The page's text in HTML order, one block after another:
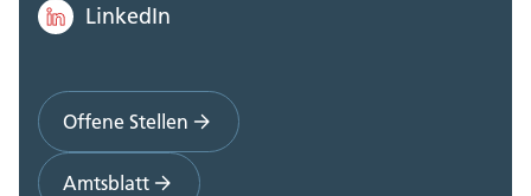
LinkedIn
Offene Stellen
Amtsblatt